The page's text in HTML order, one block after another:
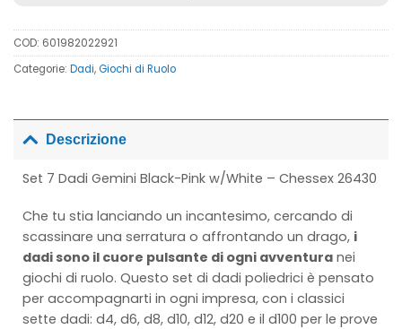
COD: 601982022921
Categorie: Dadi, Giochi di Ruolo
Descrizione
Set 7 Dadi Gemini Black-Pink w/White – Chessex 26430
Che tu stia lanciando un incantesimo, cercando di
scassinare una serratura o affrontando un drago, i
dadi sono il cuore pulsante di ogni avventura nei
giochi di ruolo. Questo set di dadi poliedrici è pensato
per accompagnarti in ogni impresa, con i classici
sette dadi: d4, d6, d8, d10, d12, d20 e il d100 per le prove